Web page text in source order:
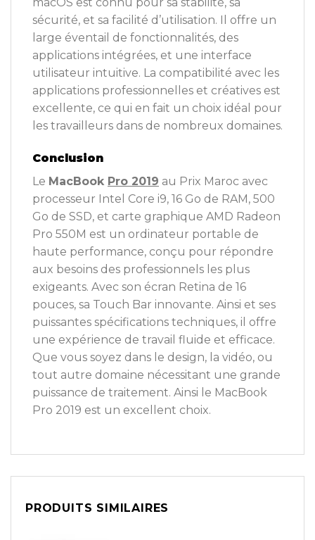
sécurité, et sa facilité d’utilisation. Il offre un
large éventail de fonctionnalités, des
applications intégrées, et une interface
utilisateur intuitive. La compatibilité avec les
applications professionnelles et créatives est
excellente, ce qui en fait un choix idéal pour
les travailleurs dans de nombreux domaines.
Conclusion
Le MacBook Pro 2019 au Prix Maroc avec
processeur Intel Core i9, 16 Go de RAM, 500
Go de SSD, et carte graphique AMD Radeon
Pro 550M est un ordinateur portable de
haute performance, conçu pour répondre
aux besoins des professionnels les plus
exigeants. Avec son écran Retina de 16
pouces, sa Touch Bar innovante. Ainsi et ses
puissantes spécifications techniques, il offre
une expérience de travail fluide et efficace.
Que vous soyez dans le design, la vidéo, ou
tout autre domaine nécessitant une grande
puissance de traitement. Ainsi le MacBook
Pro 2019 est un excellent choix.
PRODUITS SIMILAIRES